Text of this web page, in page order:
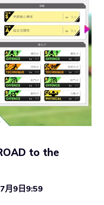
to the
月9日9:59